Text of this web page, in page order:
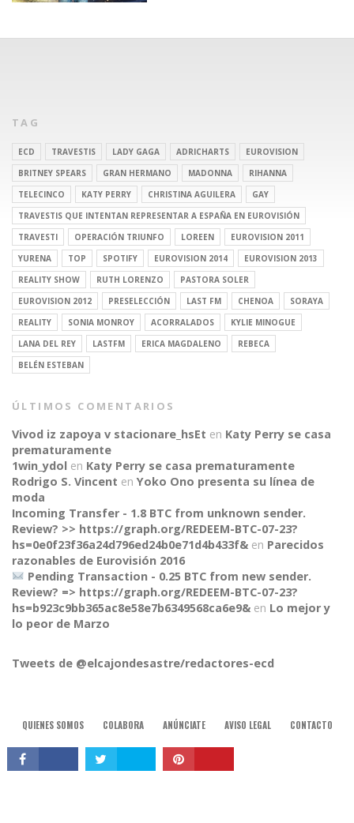
CONNECT
TAG
ECD TRAVESTIS LADY GAGA ADRICHARTS
EUROVISION
BRITNEY SPEARS
GRAN HERMANO MADONNA
RIHANNA
TELECINCO
KATY PERRY CHRISTINA AGUILERA
GAY
TRAVESTIS QUE INTENTAN REPRESENTAR A ESPAÑA EN EUROVISIÓN
TRAVESTI
OPERACIÓN TRIUNFO LOREEN
EUROVISION 2011
YURENA
TOP SPOTIFY EUROVISION 2014
EUROVISION 2013
REALITY SHOW
RUTH LORENZO
PASTORA SOLER
EUROVISION 2012
PRESELECCIÓN LAST FM CHENOA
SORAYA
REALITY
SONIA MONROY ACORRALADOS
KYLIE MINOGUE
LANA DEL REY
LASTFM ERICA MAGDALENO
REBECA
BELÉN ESTEBAN
ÚLTIMOS COMENTARIOS
Vivod iz zapoya v stacionare_hsEt en Katy Perry se casa
prematuramente
1win_ydol en Katy Perry se casa prematuramente
Rodrigo S. Vincent en Yoko Ono presenta su línea de
moda
Incoming Transfer - 1.8 BTC from unknown sender.
Review? >> https://graph.org/REDEEM-BTC-07-23?
hs=0e0f23f36a24d796ed24b0e71d4b433f& en Parecidos
razonables de Eurovisión 2016
Pending Transaction - 0.25 BTC from new sender.
Review? => https://graph.org/REDEEM-BTC-07-23?
hs=b923c9bb365ac8e58e7b6349568ca6e9& en Lo mejor y
lo peor de Marzo
Tweets de @elcajondesastre/redactores-ecd
QUIENES SOMOS COLABORA ANÚNCIATE AVISO LEGAL CONTACTO
© 2015, El Cajón Desastre.